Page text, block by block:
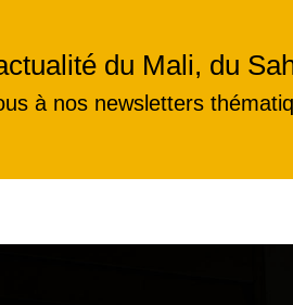
du Mali, du
à nos newsletters